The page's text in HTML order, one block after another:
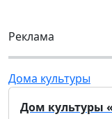
Реклама
Дома культуры
Дом культуры